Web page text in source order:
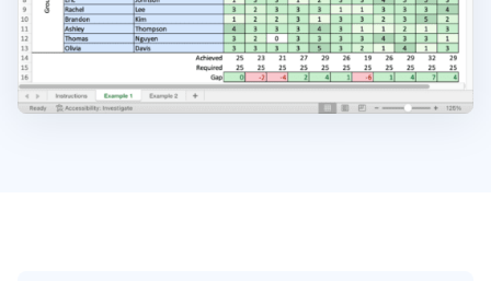
Schulungseffektivität
Compliance-Dashboards
Vista
19. März 2026